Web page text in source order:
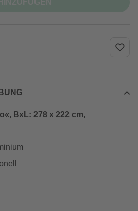
BxL: 278 x 222 cm,